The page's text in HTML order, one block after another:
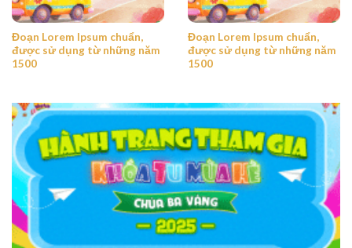
Đoạn Lorem Ipsum chuẩn,
được sử dụng từ những năm
1500
Đoạn Lorem Ipsum chuẩn,
được sử dụng từ những năm
1500